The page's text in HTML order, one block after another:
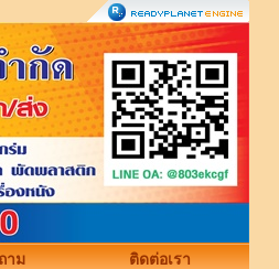
าม ติดต่อเรา